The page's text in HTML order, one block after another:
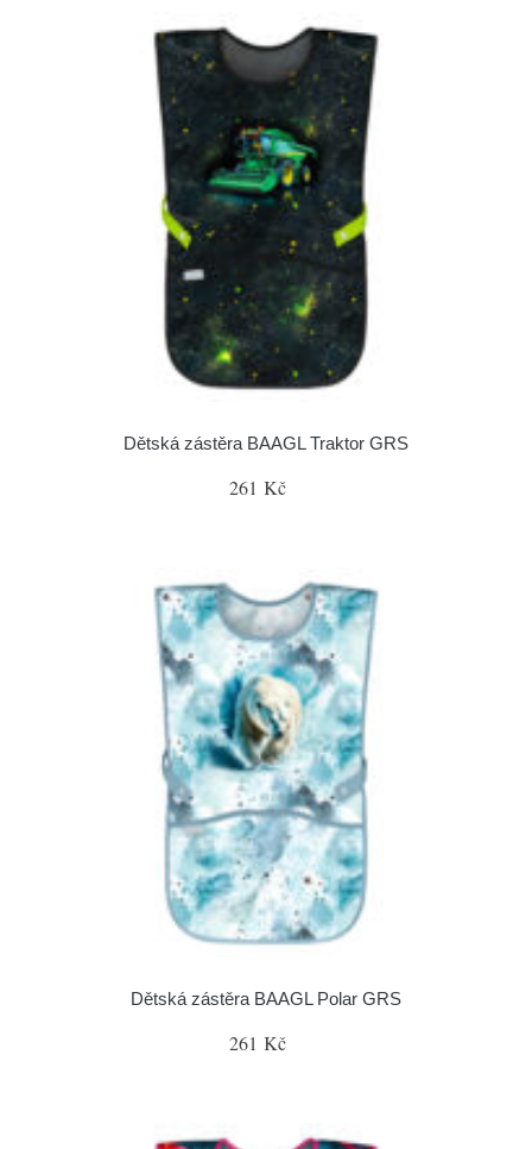
Dětská zástěra BAAGL Traktor GRS
261 Kč
Dětská zástěra BAAGL Polar GRS
261 Kč